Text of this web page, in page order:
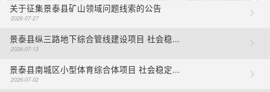
关于征集景泰县矿山领域问题线索的公告
2026-07-27
景泰县纵三路地下综合管线建设项目 社会稳...
2026-07-13
景泰县南城区小型体育综合体项目 社会稳定...
2026-07-02